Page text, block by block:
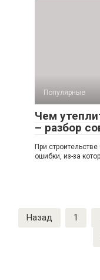
Популярные
Чем
– разбор
При
ошибки, из-за
Пагинация
записей
Назад 1